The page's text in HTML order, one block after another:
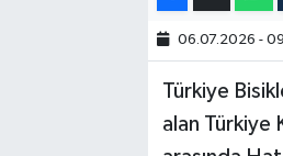
06.07.2026 -
Türkiye
alan Türkiye